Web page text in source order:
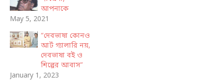
আপনাকে
May 5, 2021
“দেবভাষা কোনও
আর্ট গ্যালারি নয়,
দেবভাষা বই ও
শিল্পের আবাস”
January 1, 2023